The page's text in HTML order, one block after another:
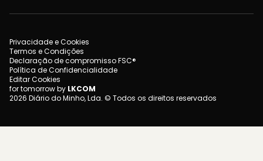
Privacidade e Cookies
Termos e Condições
Declaração de compromisso FSC®
Política de Confidencialidade
Editar Cookies
for tomorrow by LKCOM
2026 Diário do Minho, Lda. © Todos os direitos reservados